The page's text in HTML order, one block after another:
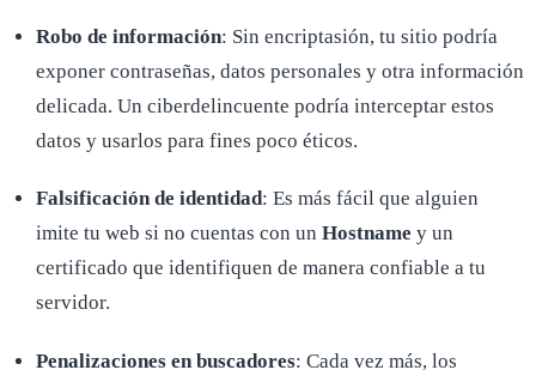
Robo de información: Sin encriptasión, tu sitio podría
exponer contraseñas, datos personales y otra información
delicada. Un ciberdelincuente podría interceptar estos
datos y usarlos para fines poco éticos.
Falsificación de identidad: Es más fácil que alguien
imite tu web si no cuentas con unHostname y un
certificado que identifiquen de manera confiable a tu
servidor.
Penalizaciones en buscadores: Cada vez más, los